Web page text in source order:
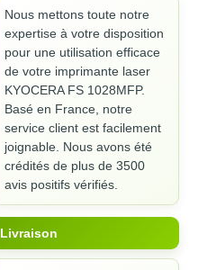
Nous mettons toute notre
expertise à votre disposition
pour une utilisation efficace
de votre imprimante laser
KYOCERA FS 1028MFP.
Basé en France, notre
service client est facilement
joignable. Nous avons été
crédités de plus de 3500
avis positifs vérifiés.
Livraison